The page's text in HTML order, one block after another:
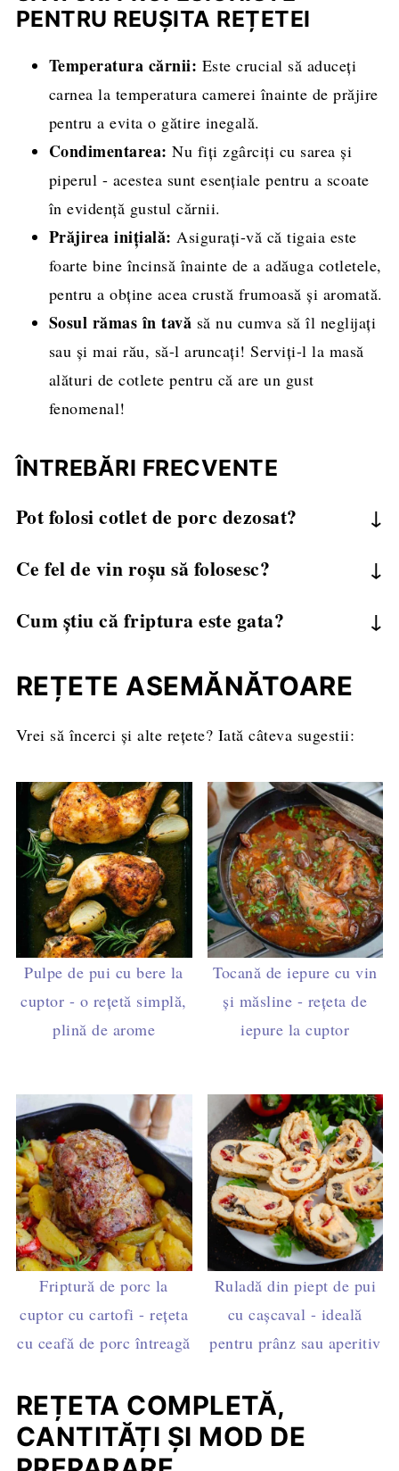
PENTRU REUȘITA REȚETEI
Temperatura cărnii: Este crucial să aduceți
carnea la temperatura camerei înainte de prăjire
pentru a evita o gătire inegală.
Condimentarea: Nu fiți zgârciți cu sarea și
piperul - acestea sunt esențiale pentru a scoate
în evidență gustul cărnii.
Prăjirea inițială: Asigurați-vă că tigaia este
foarte bine încinsă înainte de a adăuga cotletele,
pentru a obține acea crustă frumoasă și aromată.
Sosul rămas în tavă să nu cumva să îl neglijaţi
sau şi mai rău, să-l aruncaţi! Serviţi-l la masă
alături de cotlete pentru că are un gust
fenomenal!
ÎNTREBĂRI FRECVENTE
Pot folosi cotlet de porc dezosat?
va trebui să ajustați ușor timpul de gătire.
Ce fel de vin roșu să folosesc?
Cabernet Sauvignon, este ideal.
Cum știu că friptura este gata?
sucurile să fie clare.
REȚETE ASEMĂNĂTOARE
Vrei să încerci și alte rețete? Iată câteva sugestii:
Pulpe de pui cu bere la
cuptor - o rețetă simplă,
plină de arome
Tocană de iepure cu vin
și măsline - rețeta de
iepure la cuptor
Friptură de porc la
cuptor cu cartofi - rețeta
cu ceafă de porc întreagă
Ruladă din piept de pui
cu cașcaval - ideală
pentru prânz sau aperitiv
REȚETA COMPLETĂ,
CANTITĂȚI ȘI MOD DE